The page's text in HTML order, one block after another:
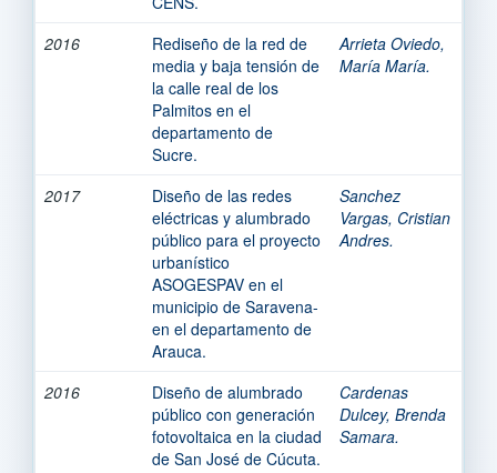
2016
Rediseño de la red de
media y baja tensión de
la calle real de los
Palmitos en el
departamento de
Sucre.
Arrieta Oviedo,
María María.
2017
Diseño de las redes
eléctricas y alumbrado
público para el proyecto
urbanístico
ASOGESPAV en el
municipio de Saravena-
en el departamento de
Arauca.
Sanchez
Vargas, Cristian
Andres.
2016
Diseño de alumbrado
público con generación
fotovoltaica en la ciudad
de San José de Cúcuta.
Cardenas
Dulcey, Brenda
Samara.